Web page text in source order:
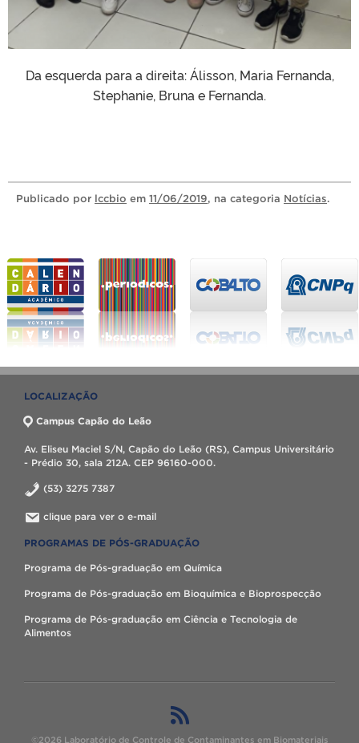
Da esquerda para a direita: Álisson, Maria Fernanda,
Stephanie, Bruna e Fernanda.
Publicado por lccbio em 11/06/2019, na categoria Notícias.
LOCALIZAÇÃO
Campus Capão do Leão
Av. Eliseu Maciel S/N, Capão do Leão (RS), Campus Universitário
- Prédio 30, sala 212A. CEP 96160-000.
(53) 3275 7387
clique para ver o e-mail
PROGRAMAS DE PÓS-GRADUAÇÃO
Programa de Pós-graduação em Química
Programa de Pós-graduação em Bioquímica e Bioprospecção
Programa de Pós-graduação em Ciência e Tecnologia de
Alimentos
©2026 Laboratório de Controle de Contaminantes em Biomateriais